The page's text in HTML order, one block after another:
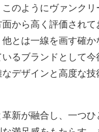
のようにヴァンク
から高く評価され
とは一線を画す確
るブランドとして
デザインと高度な
新が融合し、一つ